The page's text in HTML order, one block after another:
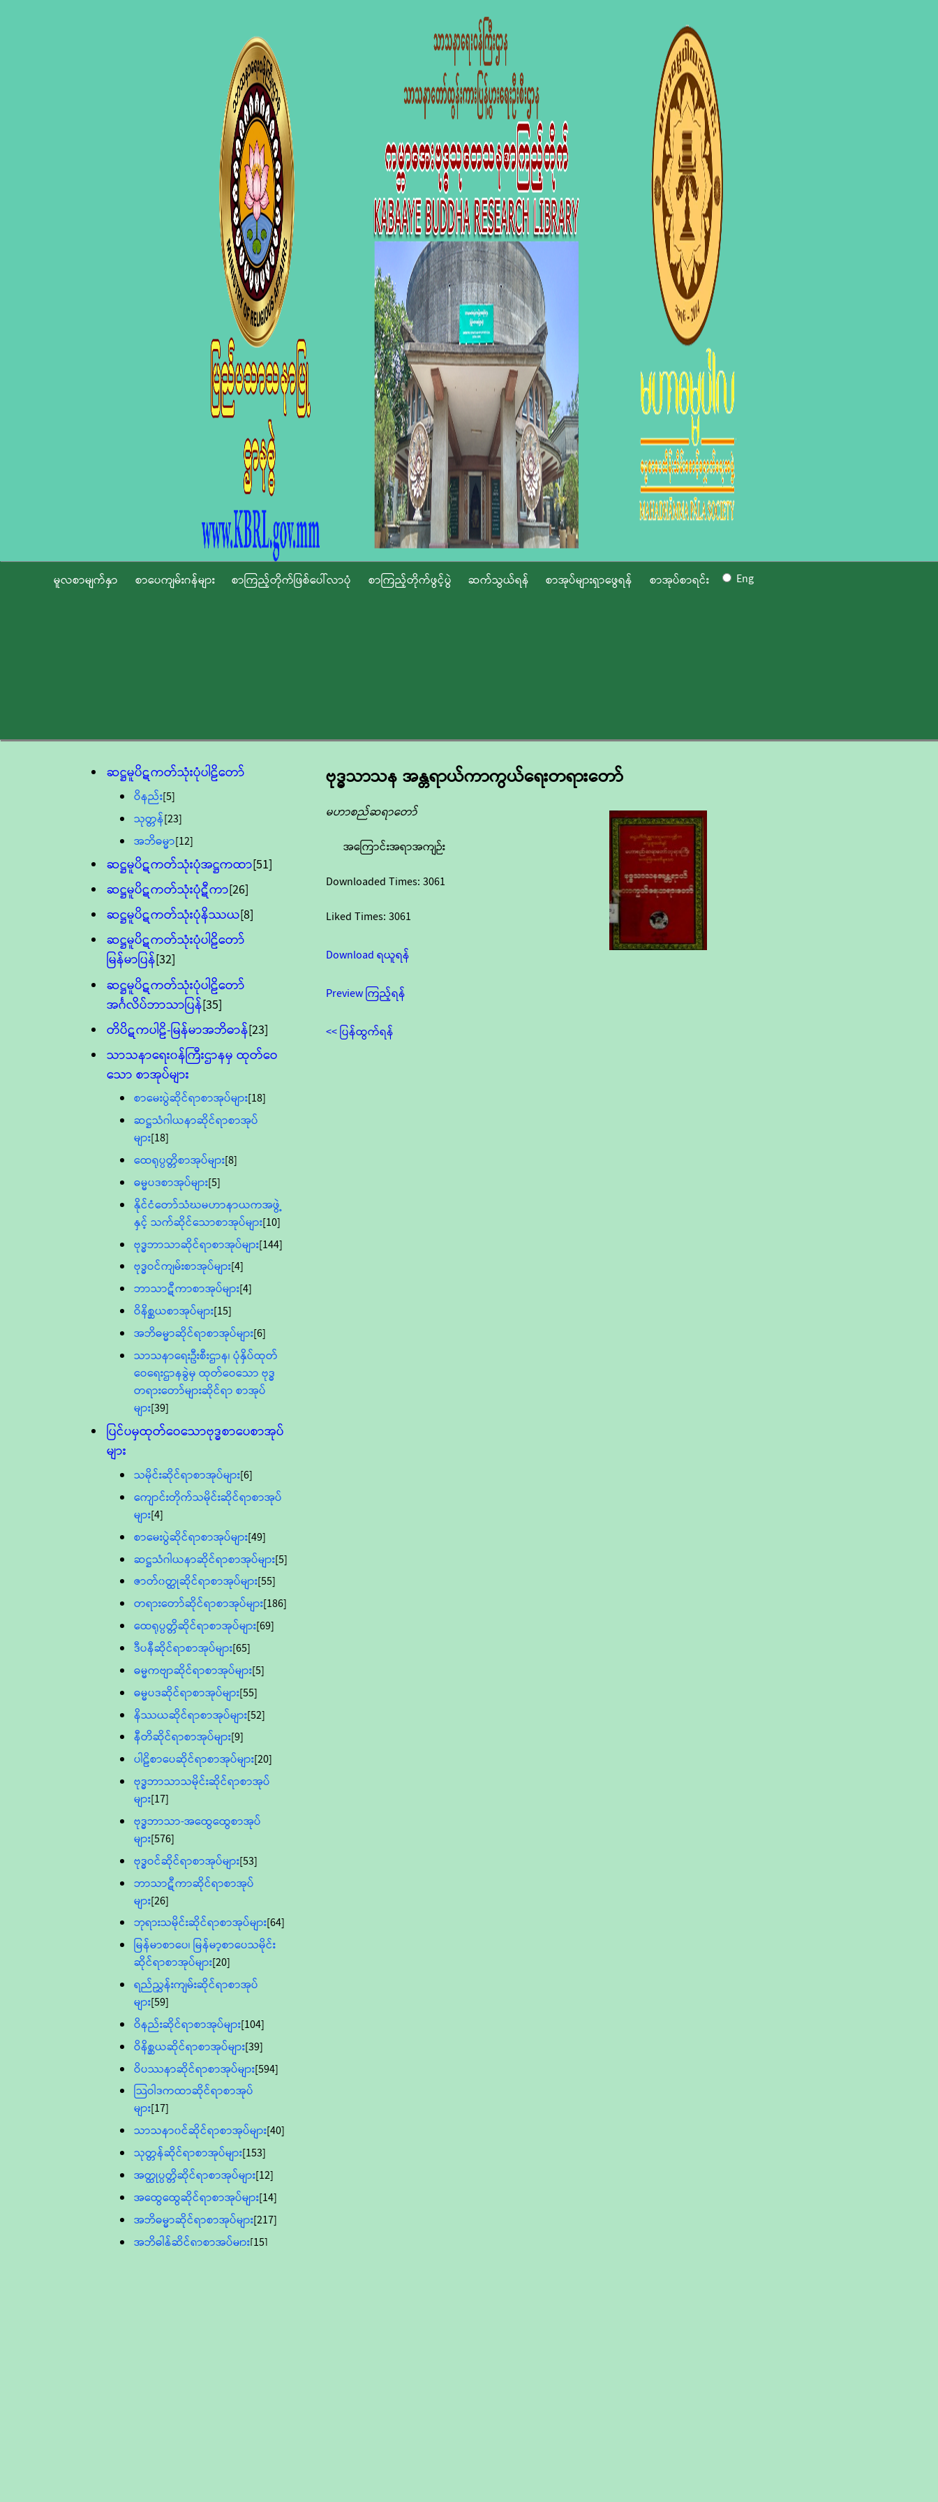
မူလစာမျက်နှာ စာပေကျမ်းဂန်များ စာကြည့်တိုက်ဖြစ်ပေါ်လာပုံ စာကြည့်တိုက်ဖွင့်ပွဲ ဆက်သွယ်ရန် စာအုပ်များရှာဖွေရန် စာအုပ်စာရင်း Eng
ဆဋ္ဌမူပိဋကတ်သုံးပုံပါဠိတော်
ဝိနည်း[5]
သုတ္တန်[23]
အဘိဓမ္မာ[12]
ဆဋ္ဌမူပိဋကတ်သုံးပုံအဋ္ဌကထာ[51]
ဆဋ္ဌမူပိဋကတ်သုံးပုံဋီကာ[26]
ဆဋ္ဌမူပိဋကတ်သုံးပုံနိဿယ[8]
ဆဋ္ဌမူပိဋကတ်သုံးပုံပါဠိတော်
မြန်မာပြန်[32]
ဆဋ္ဌမူပိဋကတ်သုံးပုံပါဠိတော်
အင်္ဂလိပ်ဘာသာပြန်[35]
တိပိဋကပါဠိ-မြန်မာအဘိဓာန်[23]
သာသနာရေး၀န်ကြီးဌာနမှ ထုတ်ဝေ
သော စာအုပ်များ
စာမေးပွဲဆိုင်ရာစာအုပ်များ[18]
ဆဋ္ဌသံဂါယနာဆိုင်ရာစာအုပ်
များ[18]
ထေရုပ္ပတ္တိစာအုပ်များ[8]
ဓမ္မပဒစာအုပ်များ[5]
နိုင်ငံတော်သံဃမဟာနာယကအဖွဲ့
နှင့် သက်ဆိုင်သောစာအုပ်များ[10]
ဗုဒ္ဓဘာသာဆိုင်ရာစာအုပ်များ[144]
ဗုဒ္ဓဝင်ကျမ်းစာအုပ်များ[4]
ဘာသာဋီကာစာအုပ်များ[4]
ဝိနိစ္ဆယစာအုပ်များ[15]
အဘိဓမ္မာဆိုင်ရာစာအုပ်များ[6]
သာသနာရေးဦးစီးဌာန၊ ပုံနှိပ်ထုတ်
ဝေရေးဌာနခွဲမှ ထုတ်ဝေသော ဗုဒ္ဓ
တရားတော်များဆိုင်ရာ စာအုပ်
များ[39]
ပြင်ပမှထုတ်ဝေသောဗုဒ္ဓစာပေစာအုပ်
များ
သမိုင်းဆိုင်ရာစာအုပ်များ[6]
ကျောင်းတိုက်သမိုင်းဆိုင်ရာစာအုပ်
များ[4]
စာမေးပွဲဆိုင်ရာစာအုပ်များ[49]
ဆဋ္ဌသံဂါယနာဆိုင်ရာစာအုပ်များ[5]
ဇာတ်၀တ္ထုဆိုင်ရာစာအုပ်များ[55]
တရားတော်ဆိုင်ရာစာအုပ်များ[186]
ထေရုပ္ပတ္တိဆိုင်ရာစာအုပ်များ[69]
ဒီပနီဆိုင်ရာစာအုပ်များ[65]
ဓမ္မကဗျာဆိုင်ရာစာအုပ်များ[5]
ဓမ္မပဒဆိုင်ရာစာအုပ်များ[55]
နိဿယဆိုင်ရာစာအုပ်များ[52]
နီတိဆိုင်ရာစာအုပ်များ[9]
ပါဠိစာပေဆိုင်ရာစာအုပ်များ[20]
ဗုဒ္ဓဘာသာသမိုင်းဆိုင်ရာစာအုပ်
များ[17]
ဗုဒ္ဓဘာသာ-အထွေထွေစာအုပ်
များ[576]
ဗုဒ္ဓဝင်ဆိုင်ရာစာအုပ်များ[53]
ဘာသာဋီကာဆိုင်ရာစာအုပ်
များ[26]
ဘုရားသမိုင်းဆိုင်ရာစာအုပ်များ[64]
မြန်မာစာပေ၊ မြန်မာ့စာပေသမိုင်း
ဆိုင်ရာစာအုပ်များ[20]
ရည်ညွှန်းကျမ်းဆိုင်ရာစာအုပ်
များ[59]
ဝိနည်းဆိုင်ရာစာအုပ်များ[104]
ဝိနိစ္ဆယဆိုင်ရာစာအုပ်များ[39]
ဝိပဿနာဆိုင်ရာစာအုပ်များ[594]
သြဝါဒကထာဆိုင်ရာစာအုပ်
များ[17]
သာသနာ၀င်ဆိုင်ရာစာအုပ်များ[40]
သုတ္တန်ဆိုင်ရာစာအုပ်များ[153]
အတ္ထုပ္ပတ္တိဆိုင်ရာစာအုပ်များ[12]
အထွေထွေဆိုင်ရာစာအုပ်များ[14]
အဘိဓမ္မာဆိုင်ရာစာအုပ်များ[217]
အဘိဓါန်ဆိုင်ရာစာအုပ်များ[15]
ဗုဒ္ဓသာသန အန္တရာယ်ကာကွယ်ရေးတရားတော်
မဟာစည်ဆရာတော်
အကြောင်းအရာအကျဉ်း
Downloaded Times: 3061
Liked Times: 3061
Download ရယူရန်
Preview ကြည့်ရန်
<< ပြန်ထွက်ရန်